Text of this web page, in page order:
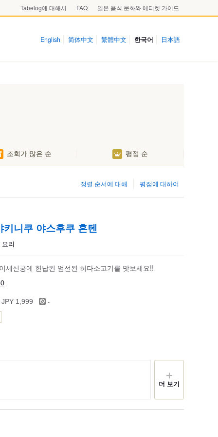
Tabelog에 대해서 FAQ 일본 음식 문화와 에티켓 가이드
English 简体中文 繁體中文 한국어 日本語
조회가 많은 순 평점 순
평점에 대하여
정렬 순서에 대해
니쿠 야스후쿠 혼텐
리
세신궁에 헌납된 엄선된 히다소고기를 맛보세요!!
1,999 -
더 보기